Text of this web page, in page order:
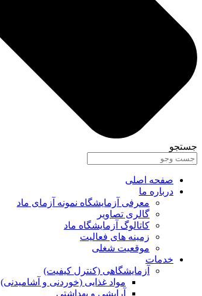
جستجو
صفحه اصلی
درباره ما
معرفی آزمایشگاه نمونه آزمای ماد
گالری تصاویر
کاتالوگ آزمایشگاه ماد
زمینه های فعالیت
موقعیت شغلی
خدمات
آزمایشگاهی (کنترل کیفیت)
مواد غذایی (خوردنی و آشامیدنی)
آرایشی و بهداشتی